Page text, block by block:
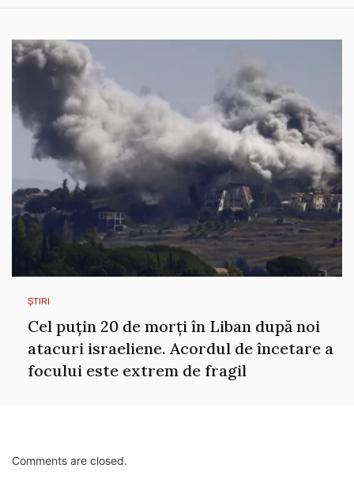
ȘTIRI
Cel puțin 20 de morți în Liban după noi
atacuri israeliene. Acordul de încetare a
focului este extrem de fragil
Comments are closed.